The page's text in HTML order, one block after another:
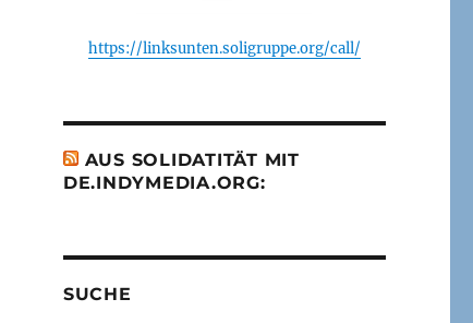
https://linksunten.soligruppe.org/call/
AUS SOLIDATITÄT MIT
DE.INDYMEDIA.ORG:
SUCHE